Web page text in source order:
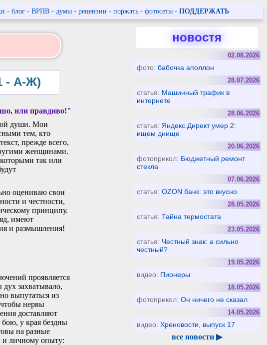
- блог- ВРПВ- думы- рецензии - поржать- фотосеты - ПОДДЕРЖАТЬ
- А-Ж)
или правдиво!"
души. Мои
тем, кто
прежде всего,
женщинами.
так или
оцениваю свои
и честности,
принципу.
имеют
и размышления!
проявляется
дух захватывало,
выпутаться из
нервы
доставляют
у края бездны
на разные
и личному опыту:
новостя
02.08.2026
фото:бабочка аполлон
28.07.2026
статья: Машинный трафик в
интернете
28.06.2026
статья: Яндекс.Директ умер 2:
ищем днище
20.06.2026
фотоприкол: Бюджетный ремонт
стекла
07.06.2026
статья:OZON банк: это вкусно
28.05.2026
статья:Тайна термостата
23.05.2026
статья: Честный знак: а сильно
честный?
19.05.2026
видео: Пионеры
18.05.2026
фотоприкол:Он ничего не сказал
14.05.2026
видео:Хреновости, выпуск 17
все новости ▶